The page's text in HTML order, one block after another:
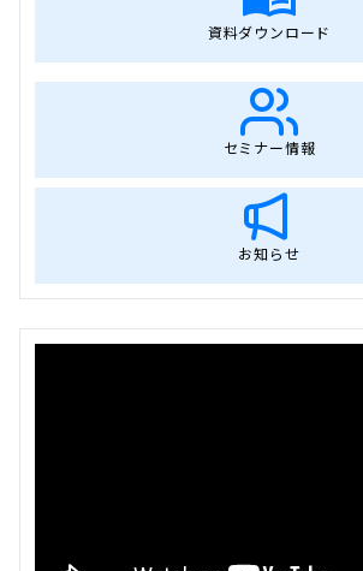
資料ダウンロード
セミナー情報
お知らせ